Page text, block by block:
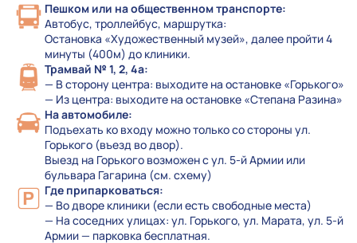
Пешком или на общественном транспорте:
Автобус, троллейбус, маршрутка:
Остановка «Художественный музей», далее пройти 4
минуты (400м) до клиники.
Трамвай № 1, 2, 4а:
— В сторону центра: выходите на остановке «Горького»
— Из центра: выходите на остановке «Степана Разина»
На автомобиле:
Подъехать ко входу можно только со стороны ул.
Горького (въезд во двор).
Выезд на Горького возможен с ул. 5-й Армии или
бульвара Гагарина (см. схему)
Где припарковаться:
— Во дворе клиники (если есть свободные места)
— На соседних улицах: ул. Горького, ул. Марата, ул. 5-й
Армии — парковка бесплатная.